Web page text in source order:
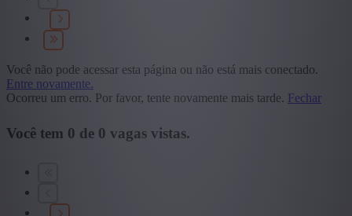
Você não pode acessar esta página ou não está mais conectado.
Entre novamente.
Ocorreu um erro. Por favor, tente novamente mais tarde. Fechar
Você tem 0 de 0 vagas vistas.